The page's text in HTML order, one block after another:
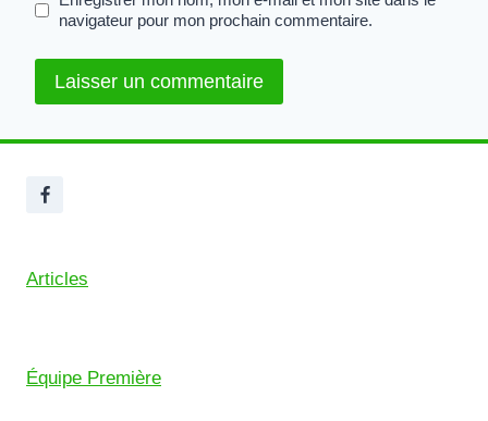
navigateur pour mon prochain commentaire.
Articles
Équipe Première